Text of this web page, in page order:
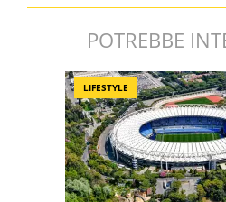
POTREBBE
LIFESTYLE